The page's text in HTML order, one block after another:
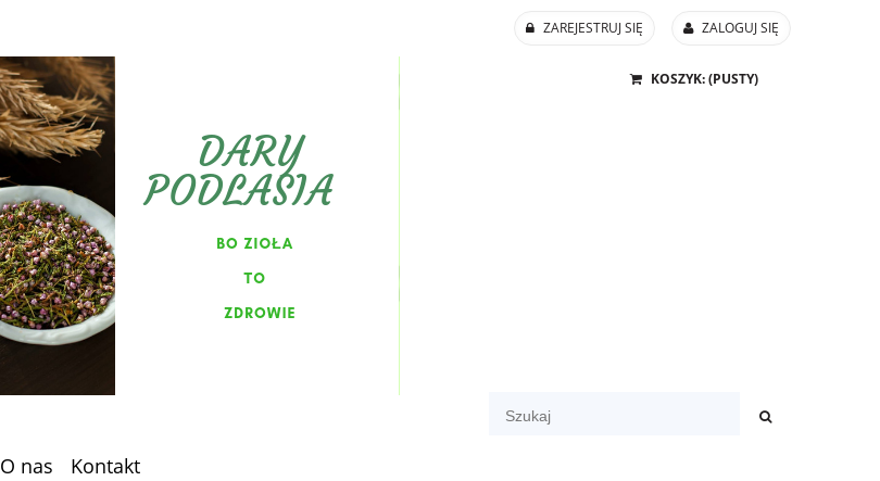
ZAREJESTRUJ SIĘ ZALOGUJ SIĘ
KOSZYK:(PUSTY)
O nas Kontakt